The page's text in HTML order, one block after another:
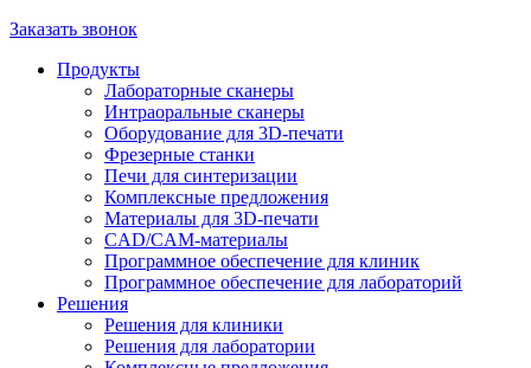
Заказать звонок
Продукты
Лабораторные сканеры
Интраоральные сканеры
Оборудование для 3D-печати
Фрезерные станки
Печи для синтеризации
Комплексные предложения
Материалы для 3D-печати
CAD/CAM-материалы
Программное обеспечение для клиник
Программное обеспечение для лабораторий
Решения
Решения для клиники
Решения для лаборатории